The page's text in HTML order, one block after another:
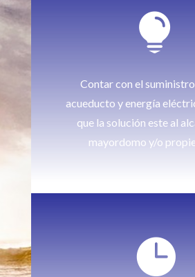

Contar con el suministro
acueducto y energía
que la solución este al
mayordomo y/o
